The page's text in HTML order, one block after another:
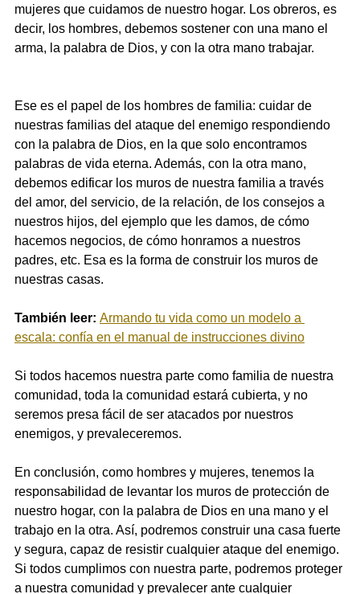
mujeres que cuidamos de nuestro hogar. Los obreros, es
decir, los hombres, debemos sostener con una mano el
arma, la palabra de Dios, y con la otra mano trabajar.
Ese es el papel de los hombres de familia: cuidar de
nuestras familias del ataque del enemigo respondiendo
con la palabra de Dios, en la que solo encontramos
palabras de vida eterna. Además, con la otra mano,
debemos edificar los muros de nuestra familia a través
del amor, del servicio, de la relación, de los consejos a
nuestros hijos, del ejemplo que les damos, de cómo
hacemos negocios, de cómo honramos a nuestros
padres, etc. Esa es la forma de construir los muros de
nuestras casas.
También leer: Armando tu vida como un modelo a
escala: confía en el manual de instrucciones divino
Si todos hacemos nuestra parte como familia de nuestra
comunidad, toda la comunidad estará cubierta, y no
seremos presa fácil de ser atacados por nuestros
enemigos, y prevaleceremos.
En conclusión, como hombres y mujeres, tenemos la
responsabilidad de levantar los muros de protección de
nuestro hogar, con la palabra de Dios en una mano y el
trabajo en la otra. Así, podremos construir una casa fuerte
y segura, capaz de resistir cualquier ataque del enemigo.
Si todos cumplimos con nuestra parte, podremos proteger
a nuestra comunidad y prevalecer ante cualquier